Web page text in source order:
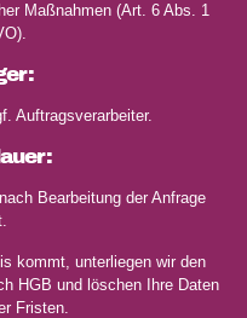
Maßnahmen (Art. 6 Abs. 1
Auftragsverarbeiter.
Bearbeitung der Anfrage
kommt, unterliegen wir den
HGB und löschen Ihre Daten
Fristen.